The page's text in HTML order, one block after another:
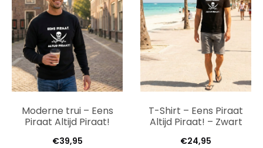
Moderne trui – Eens
Piraat Altijd Piraat!
€39,95
T-Shirt – Eens Piraat
Altijd Piraat! – Zwart
€24,95